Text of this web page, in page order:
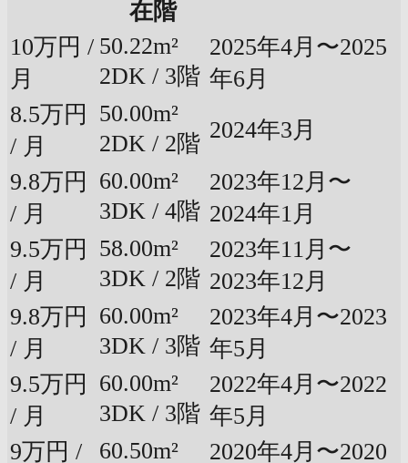
在階
10万円 /
月
50.22m²
2DK / 3階
2025年4月〜2025
年6月
8.5万円
/ 月
50.00m²
2DK / 2階
2024年3月
9.8万円
/ 月
60.00m²
3DK / 4階
2023年12月〜
2024年1月
9.5万円
/ 月
58.00m²
3DK / 2階
2023年11月〜
2023年12月
9.8万円
/ 月
60.00m²
3DK / 3階
2023年4月〜2023
年5月
9.5万円
/ 月
60.00m²
3DK / 3階
2022年4月〜2022
年5月
9万円 /
60.50m² 2020年4月〜2020